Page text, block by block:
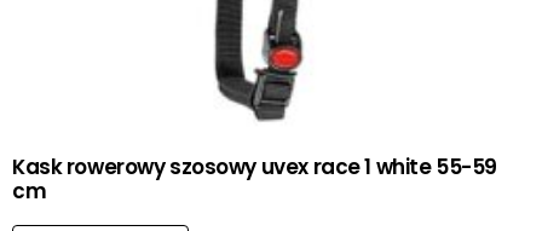
Kask rowerowy szosowy uvex race 1 white 55-59
cm